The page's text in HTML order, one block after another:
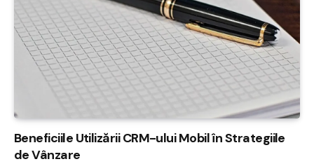
Beneficiile Utilizării CRM-ului Mobil în Strategiile
de Vânzare